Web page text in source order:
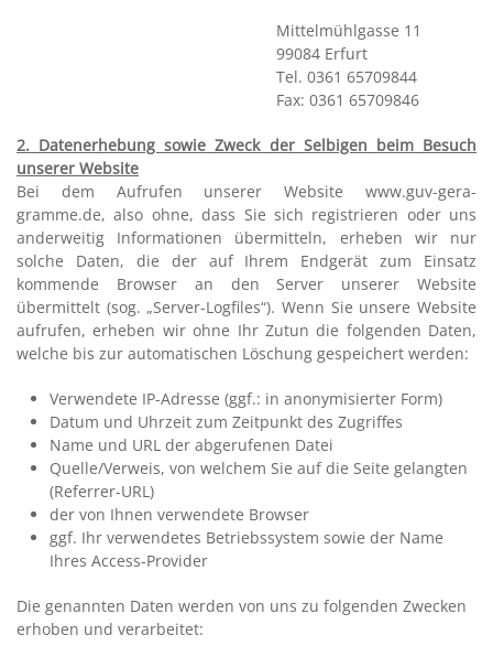
Mittelmühlgasse 11
99084 Erfurt
Tel. 0361 65709844
Fax: 0361 65709846
2. Datenerhebung sowie Zweck der Selbigen beim Besuch
unserer Website
Bei dem Aufrufen unserer Website www.guv-gera-
gramme.de, also ohne, dass Sie sich registrieren oder uns
anderweitig Informationen übermitteln, erheben wir nur
solche Daten, die der auf Ihrem Endgerät zum Einsatz
kommende Browser an den Server unserer Website
übermittelt (sog. „Server-Logfiles“). Wenn Sie unsere Website
aufrufen, erheben wir ohne Ihr Zutun die folgenden Daten,
welche bis zur automatischen Löschung gespeichert werden:
Verwendete IP-Adresse (ggf.: in anonymisierter Form)
Datum und Uhrzeit zum Zeitpunkt des Zugriffes
Name und URL der abgerufenen Datei
Quelle/Verweis, von welchem Sie auf die Seite gelangten
(Referrer-URL)
der von Ihnen verwendete Browser
ggf. Ihr verwendetes Betriebssystem sowie der Name
Ihres Access-Provider
Die genannten Daten werden von uns zu folgenden Zwecken
erhoben und verarbeitet: